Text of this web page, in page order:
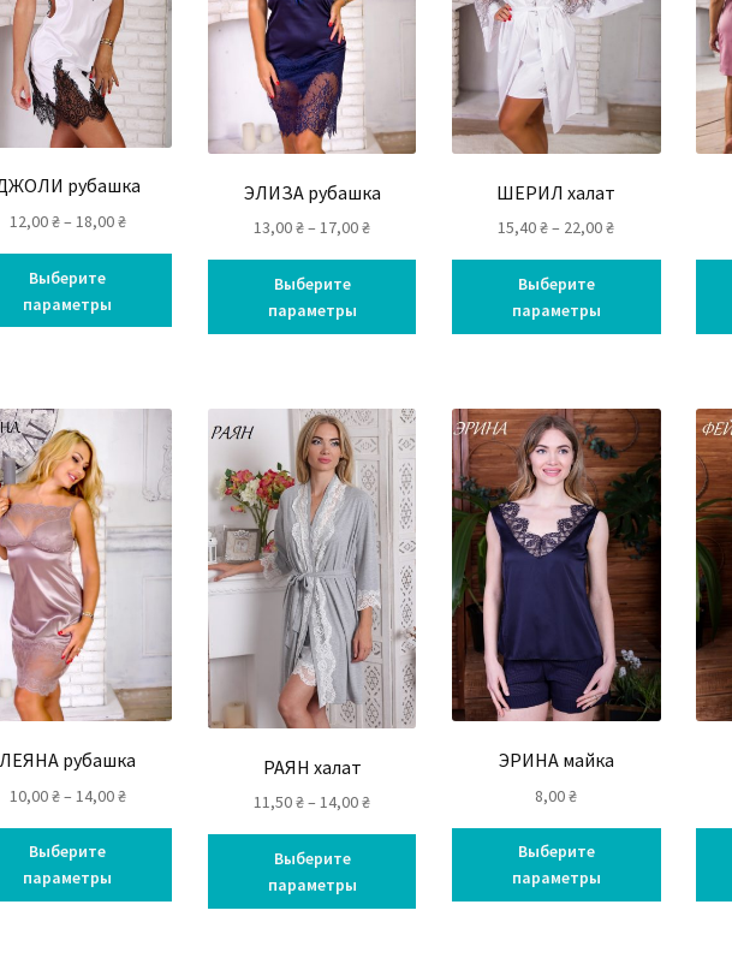
рубашка
12,00₴– 18,00₴
Выберите
параметры
ЭЛИЗА рубашка
13,00₴–17,00₴
Выберите
параметры
ШЕРИЛ халат
15,40₴– 22,00₴
Выберите
параметры
ЛЕЯНА рубашка
10,00₴– 14,00₴
Выберите
параметры
РАЯН халат
11,50₴–14,00₴
Выберите
параметры
ЭРИНА майка
8,00₴
Выберите
параметры